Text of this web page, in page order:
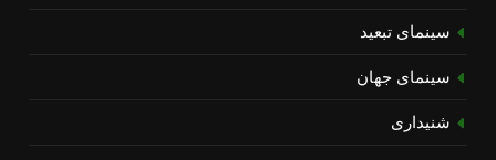
سینمای تبعید
سینمای جهان
شنیداری